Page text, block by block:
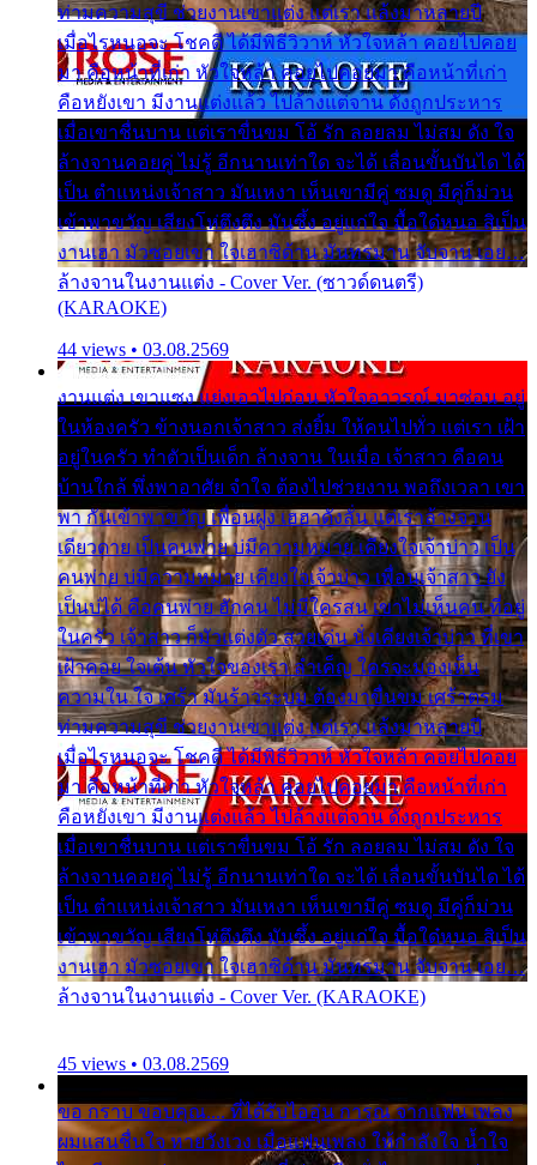
ท่ามความสุขี ช่วยงานเขาแต่ง แต่เรา แล้งมาหลายปี
เมื่อไรหนอจะ โชคดี ได้มีพิธีวิวาห์ หัวใจหล้า คอยไปคอย
มา คือหน้าที่เก่า หัวใจหล้า คอยไปคอยมา คือหน้าที่เก่า
คือหยังเขา มีงานแต่งแล้ว ไปล้างแต่จาน ดั่งถูกประหาร
เมื่อเขาชื่นบาน แต่เราขื่นขม โอ้ รัก ลอยลม ไม่สม ดัง ใจ
ล้างจานคอยคู่ ไม่รู้ อีกนานเท่าใด จะได้ เลื่อนขั้นบันได ได้
เป็น ตำแหน่งเจ้าสาว มันเหงา เห็นเขามีคู่ ซมดู มีคู่ก็ม่วน
เข้าพาขวัญ เสียงโห่ตึงตึง มันซึ้ง อยู่แก่ใจ มื้อใด๋หนอ สิเป็น
งานเฮา มัวซอยเขา ใจเฮาซิด้าน มันทรมาน จับจาน เอย…
ล้างจานในงานแต่ง - Cover Ver. (ซาวด์ดนตรี)
(KARAOKE)
44 views • 03.08.2569
งานแต่ง เขาแซง แย่งเอาไปก่อน หัวใจอาวรณ์ มาซ่อน อยู่
ในห้องครัว ข้างนอกเจ้าสาว ส่งยิ้ม ให้คนไปทั่ว แต่เรา เฝ้า
อยู่ในครัว ทำตัวเป็นเด็ก ล้างจาน ในเมื่อ เจ้าสาว คือคน
บ้านใกล้ พึ่งพาอาศัย จำใจ ต้องไปช่วยงาน พอถึงเวลา เขา
พา กันเข้าพาขวัญ เพื่อนฝูง เฮฮาดังลั่น แต่เราล้างจาน
เดียวดาย เป็นคนพ่าย บ่มีความหมาย เคียงใจเจ้าบ่าว เป็น
คนพ่าย บ่มีความหมาย เคียงใจเจ้าบ่าว เพื่อนเจ้าสาว ยัง
เป็นบ่ได้ คือคนพ่าย ฮักคน ไม่มีใครสน เขาไม่เห็นคน ที่อยู่
ในครัว เจ้าสาว ก็มัวแต่งตัว สวยเด่น นั่งเคียงเจ้าบ่าว ที่เขา
เฝ้าคอย ใจเต้น หัวใจของเรา ลำเค็ญ ใครจะมองเห็น
ความใน ใจ เศร้า มันร้าวระบม ต้องมาขื่นขม เศร้าตรม
ท่ามความสุขี ช่วยงานเขาแต่ง แต่เรา แล้งมาหลายปี
เมื่อไรหนอจะ โชคดี ได้มีพิธีวิวาห์ หัวใจหล้า คอยไปคอย
มา คือหน้าที่เก่า หัวใจหล้า คอยไปคอยมา คือหน้าที่เก่า
คือหยังเขา มีงานแต่งแล้ว ไปล้างแต่จาน ดั่งถูกประหาร
เมื่อเขาชื่นบาน แต่เราขื่นขม โอ้ รัก ลอยลม ไม่สม ดัง ใจ
ล้างจานคอยคู่ ไม่รู้ อีกนานเท่าใด จะได้ เลื่อนขั้นบันได ได้
เป็น ตำแหน่งเจ้าสาว มันเหงา เห็นเขามีคู่ ซมดู มีคู่ก็ม่วน
เข้าพาขวัญ เสียงโห่ตึงตึง มันซึ้ง อยู่แก่ใจ มื้อใด๋หนอ สิเป็น
งานเฮา มัวซอยเขา ใจเฮาซิด้าน มันทรมาน จับจาน เอย…
ล้างจานในงานแต่ง - Cover Ver. (KARAOKE)
45 views • 03.08.2569
ขอ กราบ ขอบคุณ.... ที่ได้รับไออุ่น การุณ จากแฟน เพลง
ผมแสนชื่นใจ หายวังเวง เมื่อแฟนเพลง ให้กำลังใจ น้ำใจ